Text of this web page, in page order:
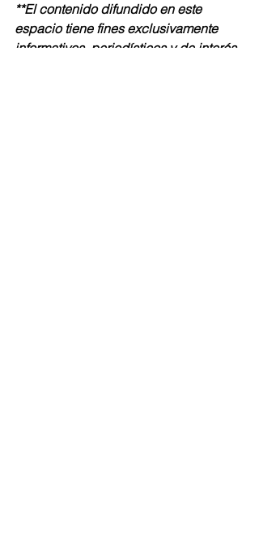
**El contenido difundido en este
espacio tiene fines exclusivamente
informativos, periodísticos y de interés